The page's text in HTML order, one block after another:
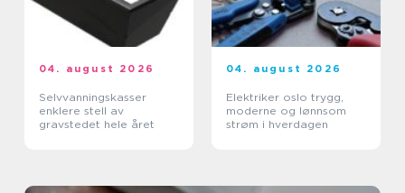
04. august 2026
Selvvanningskasser
enklere stell av
gravstedet hele året
04. august 2026
Elektriker oslo trygg,
moderne og lønnsom
strøm i hverdagen